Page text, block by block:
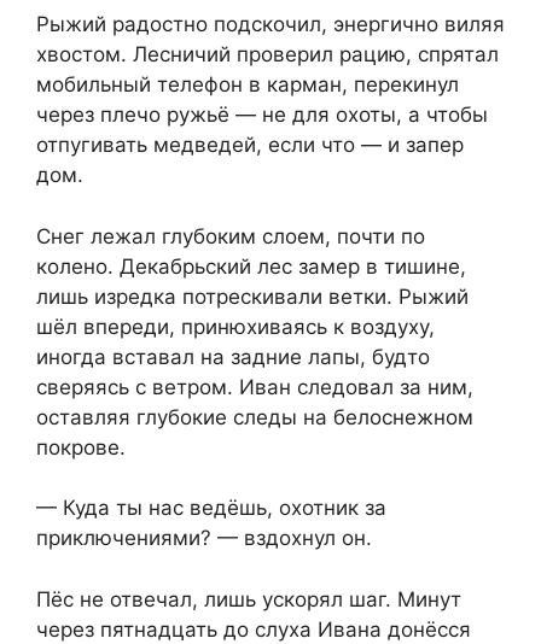
Рыжий радостно подскочил, энергично виляя
хвостом. Лесничий проверил рацию, спрятал
мобильный телефон в карман, перекинул
через плечо ружьё — не для охоты, а чтобы
отпугивать медведей, если что — и запер
дом.
Снег лежал глубоким слоем, почти по
колено. Декабрьский лес замер в тишине,
лишь изредка потрескивали ветки. Рыжий
шёл впереди, принюхиваясь к воздуху,
иногда вставал на задние лапы, будто
сверяясь с ветром. Иван следовал за ним,
оставляя глубокие следы на белоснежном
покрове.
— Куда ты нас ведёшь, охотник за
приключениями? — вздохнул он.
Пёс не отвечал, лишь ускорял шаг. Минут
через пятнадцать до слуха Ивана донёсся